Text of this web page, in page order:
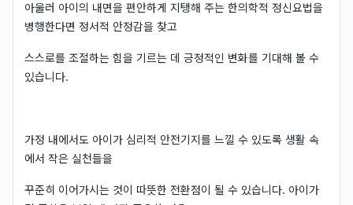
아울러 아이의 내면을 편안하게 지탱해 주는 한의학적 정신요법을
병행한다면 정서적 안정감을 찾고
스스로를 조절하는 힘을 기르는 데 긍정적인 변화를 기대해 볼 수
있습니다.
가정 내에서도 아이가 심리적 안전기지를 느낄 수 있도록 생활 속
에서 작은 실천들을
꾸준히 이어가시는 것이 따뜻한 전환점이 될 수 있습니다. 아이가